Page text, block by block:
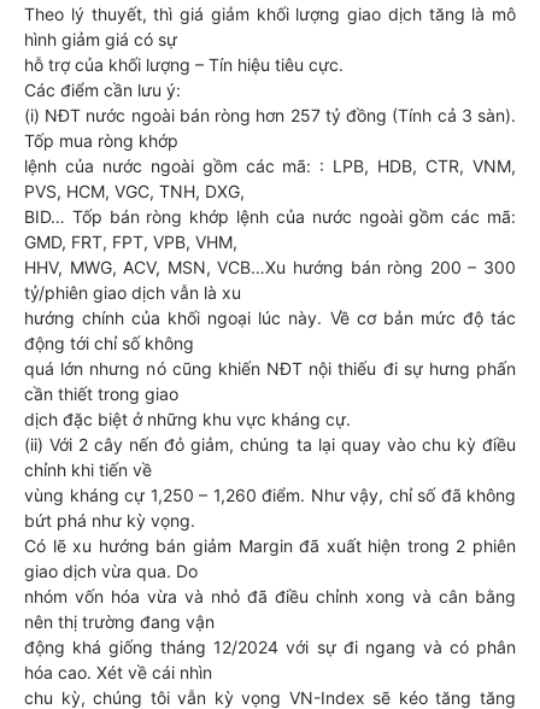
Theo lý thuyết, thì giá giảm khối lượng giao dịch tăng là mô
hình giảm giá có sự
hỗ trợ của khối lượng – Tín hiệu tiêu cực.
Các điểm cần lưu ý:
(i) NĐT nước ngoài bán ròng hơn 257 tỷ đồng (Tính cả 3 sàn).
Tốp mua ròng khớp
lệnh của nước ngoài gồm các mã: : LPB, HDB, CTR, VNM,
PVS, HCM, VGC, TNH, DXG,
BID… Tốp bán ròng khớp lệnh của nước ngoài gồm các mã:
GMD, FRT, FPT, VPB, VHM,
HHV, MWG, ACV, MSN, VCB…Xu hướng bán ròng 200 – 300
tỷ/phiên giao dịch vẫn là xu
hướng chính của khối ngoại lúc này. Về cơ bản mức độ tác
động tới chỉ số không
quá lớn nhưng nó cũng khiến NĐT nội thiếu đi sự hưng phấn
cần thiết trong giao
dịch đặc biệt ở những khu vực kháng cự.
(ii) Với 2 cây nến đỏ giảm, chúng ta lại quay vào chu kỳ điều
chỉnh khi tiến về
vùng kháng cự 1,250 – 1,260 điểm. Như vậy, chỉ số đã không
bứt phá như kỳ vọng.
Có lẽ xu hướng bán giảm Margin đã xuất hiện trong 2 phiên
giao dịch vừa qua. Do
nhóm vốn hóa vừa và nhỏ đã điều chỉnh xong và cân bằng
nên thị trường đang vận
động khá giống tháng 12/2024 với sự đi ngang và có phân
hóa cao. Xét về cái nhìn
chu kỳ, chúng tôi vẫn kỳ vọng VN-Index sẽ kéo tăng tăng